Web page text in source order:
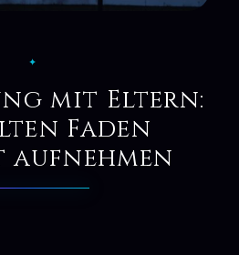
✦
mit Eltern:
Faden
aufnehmen